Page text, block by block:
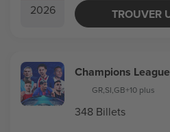
2026
TROUVER
Champions League
GR,SI,GB+10 plus
348 Billets